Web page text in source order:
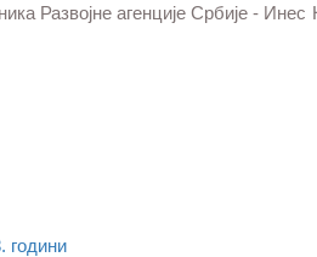
Развојне агенције Србије -
години